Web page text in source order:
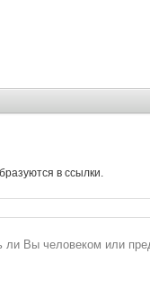
в ссылки.
Вы человеком или